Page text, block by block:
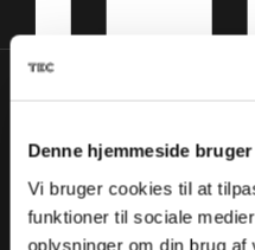
Denne hjemmeside
Vi bruger cookies til at
funktioner til sociale
oplysninger om din brug